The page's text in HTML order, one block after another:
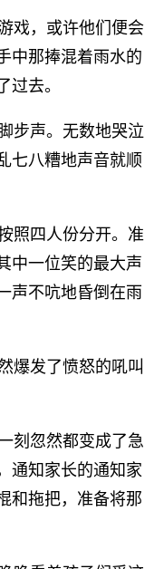
戏，或许他们便会
中那捧混着雨水的
过去。
步声。无数地哭泣
七八糟地声音就顺
照四人份分开。准
中一位笑的最大声
声不吭地昏倒在雨
爆发了愤怒的吼叫
刻忽然都变成了急
通知家长的通知家
和拖把，准备将那